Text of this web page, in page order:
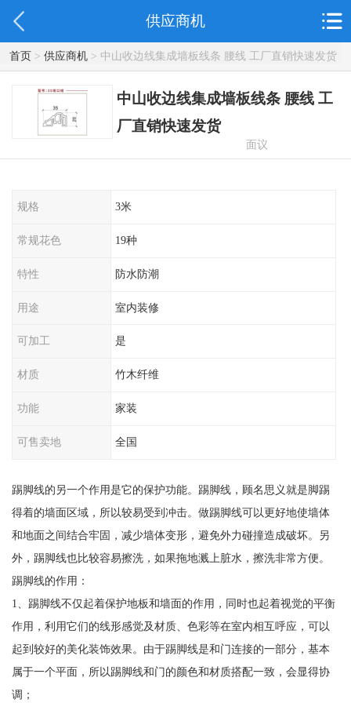
供应商机
首页> 供应商机> 中山收边线集成墙板线条 腰线 工厂直销快速发货
中山收边线集成墙板线条 腰线 工
厂直销快速发货
面议
规格 3米
常规花色 19种
特性 防水防潮
用途 室内装修
可加工 是
材质 竹木纤维
功能 家装
可售卖地 全国
踢脚线的另一个作用是它的保护功能。踢脚线，顾名思义就是脚踢
得着的墙面区域，所以较易受到冲击。做踢脚线可以更好地使墙体
和地面之间结合牢固，减少墙体变形，避免外力碰撞造成破坏。另
外，踢脚线也比较容易擦洗，如果拖地溅上脏水，擦洗非常方便。
踢脚线的作用：
1、踢脚线不仅起着保护地板和墙面的作用，同时也起着视觉的平衡
作用，利用它们的线形感觉及材质、色彩等在室内相互呼应，可以
起到较好的美化装饰效果。由于踢脚线是和门连接的一部分，基本
属于一个平面，所以踢脚线和门的颜色和材质搭配一致，会显得协
调；